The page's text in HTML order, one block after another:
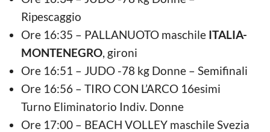
Ripescaggio
Ore 16:35 – PALLANUOTO maschile ITALIA-
MONTENEGRO, gironi
Ore 16:51 – JUDO -78 kg Donne – Semifinali
Ore 16:56 – TIRO CON L’ARCO 16esimi
Turno Eliminatorio Indiv. Donne
Ore 17:00 – BEACH VOLLEY maschile Svezia